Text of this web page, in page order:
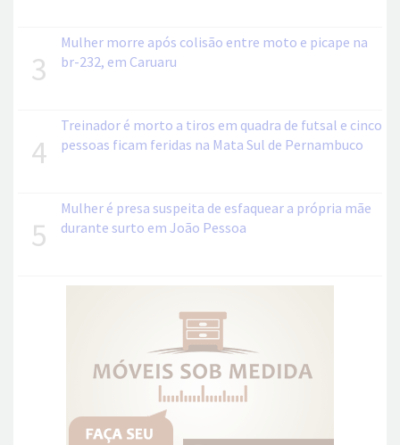
3
Mulher morre após colisão entre moto e picape na
br-232, em Caruaru
4
Treinador é morto a tiros em quadra de futsal e cinco
pessoas ficam feridas na Mata Sul de Pernambuco
5
Mulher é presa suspeita de esfaquear a própria mãe
durante surto em João Pessoa